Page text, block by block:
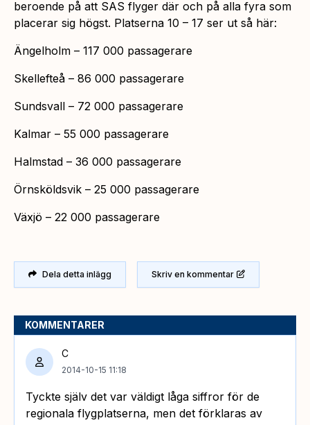
beroende på att SAS flyger där och på alla fyra som
placerar sig högst. Platserna 10 – 17 ser ut så här:
Ängelholm – 117 000 passagerare
Skellefteå – 86 000 passagerare
Sundsvall – 72 000 passagerare
Kalmar – 55 000 passagerare
Halmstad – 36 000 passagerare
Örnsköldsvik – 25 000 passagerare
Växjö – 22 000 passagerare
Dela detta inlägg Skriv en kommentar
KOMMENTARER
C
2014-10-15 11:18
Tyckte själv det var väldigt låga siffror för de
regionala flygplatserna, men det förklaras av